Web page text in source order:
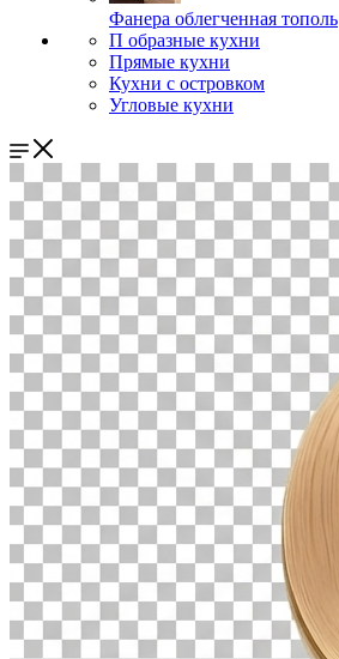
Фанера облегченная тополь
П образные кухни
Прямые кухни
Кухни с островком
Угловые кухни